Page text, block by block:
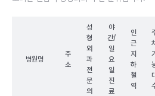
병원명
주
소
성
형
외
과
전
문
의
야
간/
일
요
일
진
료
인
근
지
하
철
역